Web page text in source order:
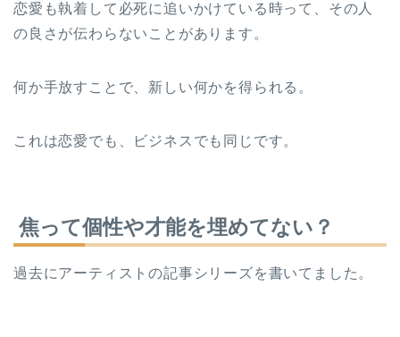
恋愛も執着して必死に追いかけている時って、その人
の良さが伝わらないことがあります。
何か手放すことで、新しい何かを得られる。
これは恋愛でも、ビジネスでも同じです。
焦って個性や才能を埋めてない？
過去にアーティストの記事シリーズを書いてました。